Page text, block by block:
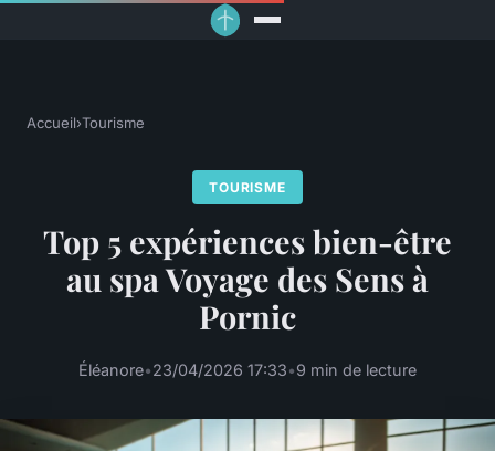
Accueil›Tourisme
TOURISME
Top 5 expériences bien-être
au spa Voyage des Sens à
Pornic
Éléanore•23/04/2026 17:33•9 min de lecture